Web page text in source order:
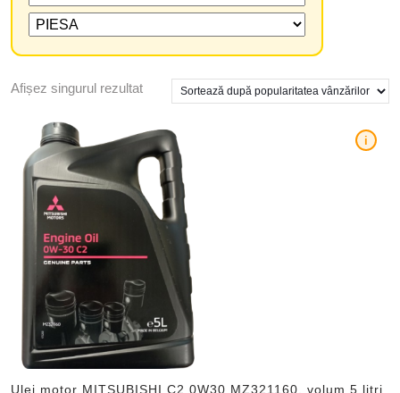
Afișez singurul rezultat
Ulei motor MITSUBISHI C2 0W30 MZ321160, volum 5 litri
i